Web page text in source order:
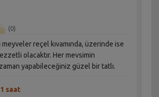
(0)
reçel kıvamında, üzerinde ise
olacaktır. Her mevsimin
yapabileceğiniz güzel bir tatlı.
saat